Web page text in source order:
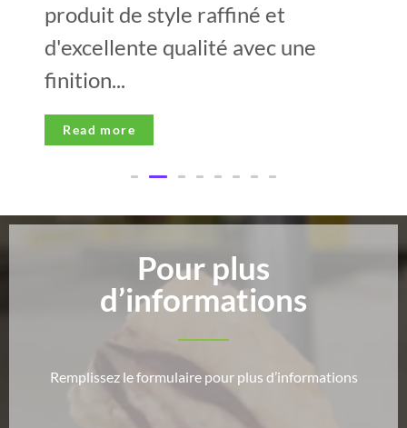
produit de style raffiné et
d'excellente qualité avec une
finition...
Read more
Pour plus
d’informations
Remplissez le formulaire pour plus d’informations